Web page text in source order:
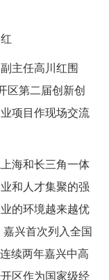
主任高川红围
区第二届创新创
项目作现场交流
海和长三角一体
和人才集聚的强
的环境越来越优
兴首次列入全国
续两年嘉兴中高
区作为国家级经